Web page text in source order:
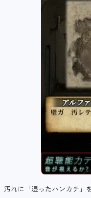
汚れに「湿ったハンカチ」